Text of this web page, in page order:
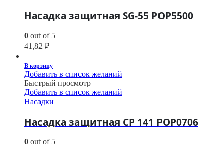
Насадка защитная SG-55 POP5500
0 out of 5
41,82 ₽
В корзину
Добавить в список желаний
Быстрый просмотр
Добавить в список желаний
Насадки
Насадка защитная CP 141 POP0706
0 out of 5